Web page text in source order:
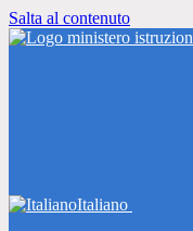
Salta al contenuto
Italiano